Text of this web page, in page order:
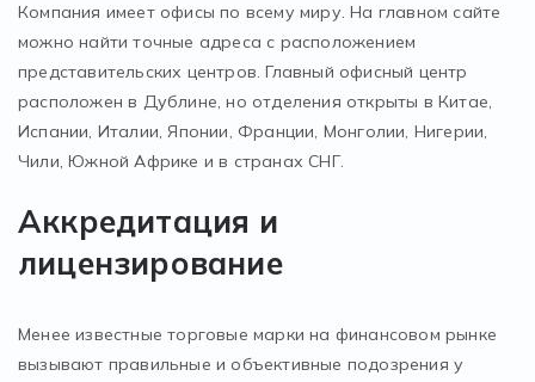
Компания имеет офисы по всему миру. На главном сайте
можно найти точные адреса с расположением
представительских центров. Главный офисный центр
расположен в Дублине, но отделения открыты в Китае,
Испании, Италии, Японии, Франции, Монголии, Нигерии,
Чили, Южной Африке и в странах СНГ.
Аккредитация и
лицензирование
Менее известные торговые марки на финансовом рынке
вызывают правильные и объективные подозрения у